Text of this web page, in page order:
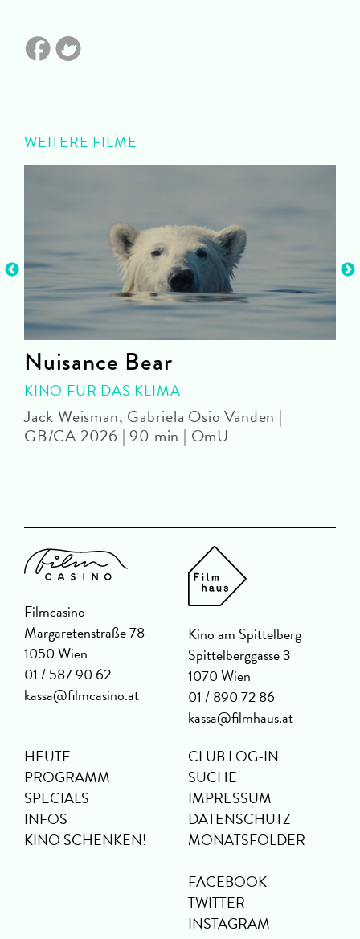
WEITERE FILME
Nuisance Bear
KINO FÜR DAS KLIMA
Jack Weisman, Gabriela Osio Vanden |
GB/CA 2026 | 90 min | OmU
Filmcasino
Margaretenstraße 78
1050 Wien
01 / 587 90 62
kassa@filmcasino.at
Kino am Spittelberg
Spittelberggasse 3
1070 Wien
01 / 890 72 86
kassa@filmhaus.at
HEUTE
PROGRAMM
SPECIALS
INFOS
KINO SCHENKEN!
CLUB LOG-IN
SUCHE
IMPRESSUM
DATENSCHUTZ
MONATSFOLDER
FACEBOOK
TWITTER
INSTAGRAM